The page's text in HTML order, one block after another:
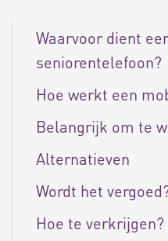
Waarvoor dient
seniorentelefoon?
Hoe werkt een
Belangrijk om te
Alternatieven
Wordt het
Hoe te verkrijgen?